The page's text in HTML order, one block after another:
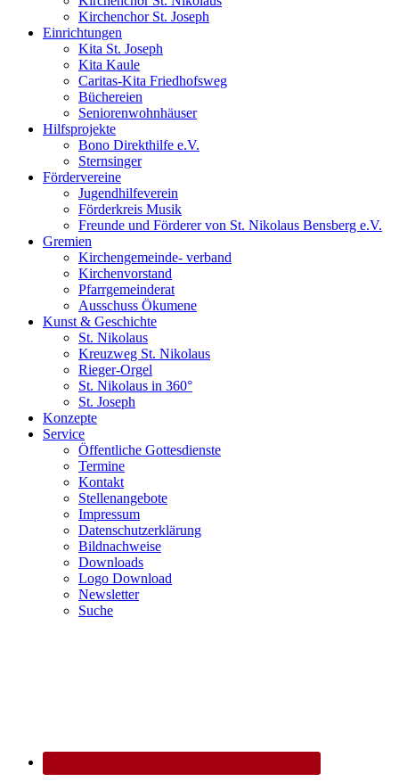
Kirchenchor St. Joseph
Einrichtungen
Kita St. Joseph
Kita Kaule
Caritas-Kita Friedhofsweg
Büchereien
Seniorenwohnhäuser
Hilfsprojekte
Bono Direkthilfe e.V.
Sternsinger
Fördervereine
Jugendhilfeverein
Förderkreis Musik
Freunde und Förderer von St. Nikolaus Bensberg e.V.
Gremien
Kirchengemeinde- verband
Kirchenvorstand
Pfarrgemeinderat
Ausschuss Ökumene
Kunst & Geschichte
St. Nikolaus
Kreuzweg St. Nikolaus
Rieger-Orgel
St. Nikolaus in 360°
St. Joseph
Konzepte
Service
Öffentliche Gottesdienste
Termine
Kontakt
Stellenangebote
Impressum
Datenschutzerklärung
Bildnachweise
Downloads
Logo Download
Newsletter
Suche